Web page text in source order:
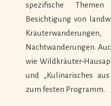
spezifische
Besichtigung von
Nachtwanderungen.
wie Wildkräuter-
und „Kulinarisches
zum festen Programm.